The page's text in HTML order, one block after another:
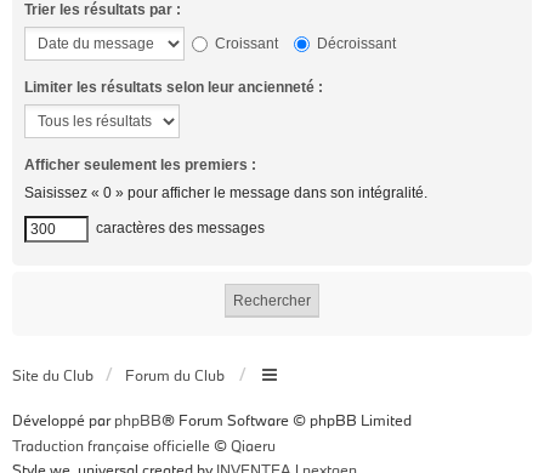
Trier les résultats par :
Croissant
Décroissant
Limiter les résultats selon leur ancienneté :
Afficher seulement les premiers :
Saisissez « 0 » pour afficher le message dans son intégralité.
caractères des messages
Site du Club Forum du Club
Développé parphpBB® Forum Software © phpBB Limited
Traduction française officielle ©Qiaeru